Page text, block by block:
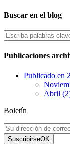
Buscar en el blog
Publicaciones
Publicado en
Abril
Boletín
SuscribirseOK